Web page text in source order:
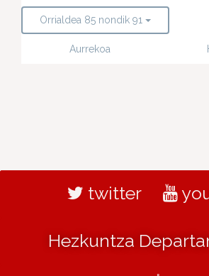
Orrialdea 85 nondik 91
Aurrekoa
twitter
Hezkuntza